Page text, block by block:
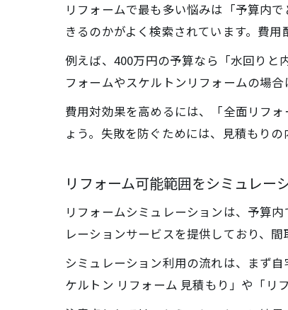
リフォームで最も多い悩みは「予算内
きるのかがよく検索されています。費
例えば、400万円の予算なら「水回りと
フォームやスケルトンリフォームの場
費用対効果を高めるには、「全面リフ
ょう。失敗を防ぐためには、見積もり
リフォーム可能範囲をシミュレー
リフォームシミュレーションは、予算
レーションサービスを提供しており、
シミュレーション利用の流れは、まず
ケルトン リフォーム 見積もり」や「リ